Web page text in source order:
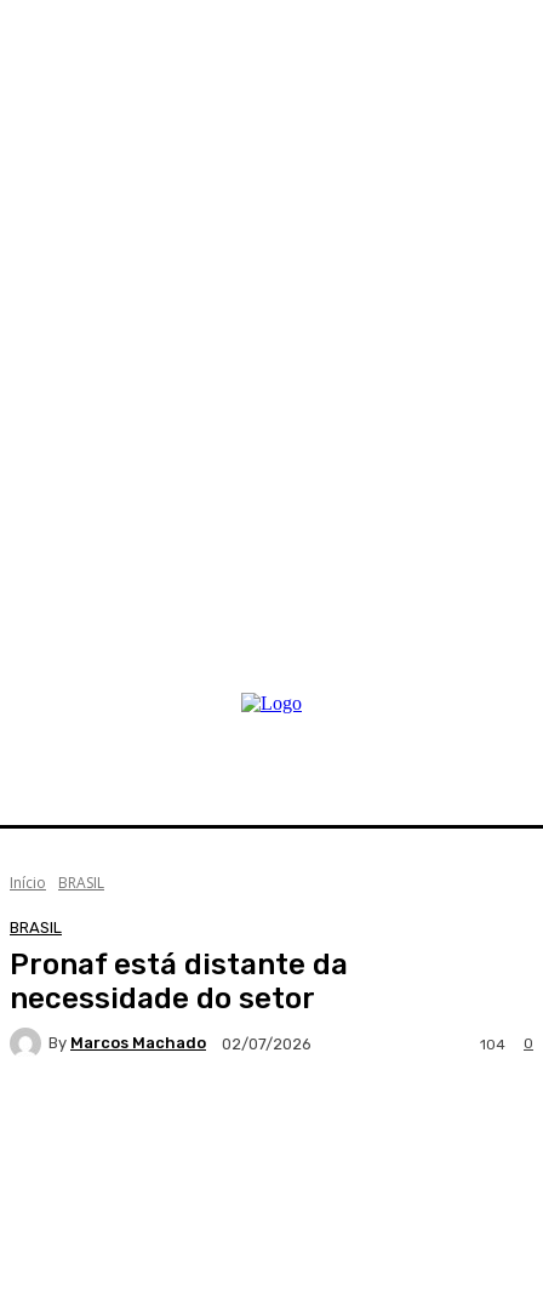
Início BRASIL
BRASIL
Pronaf está distante da
necessidade do setor
By Marcos Machado 02/07/2026 0
104